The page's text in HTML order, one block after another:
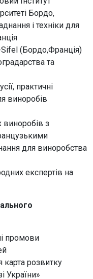
Бордо,
і техніки для
Sifel (Бордо,Франція)
та
практичні
виноробів
з
для виноробства
експертів на
промови
розвитку
України»